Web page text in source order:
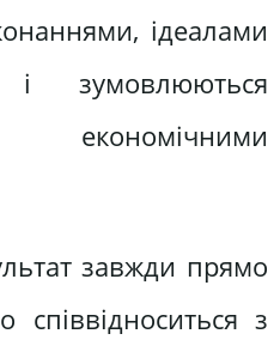
ідеалами
зумовлюються
завжди прямо
співвідноситься з